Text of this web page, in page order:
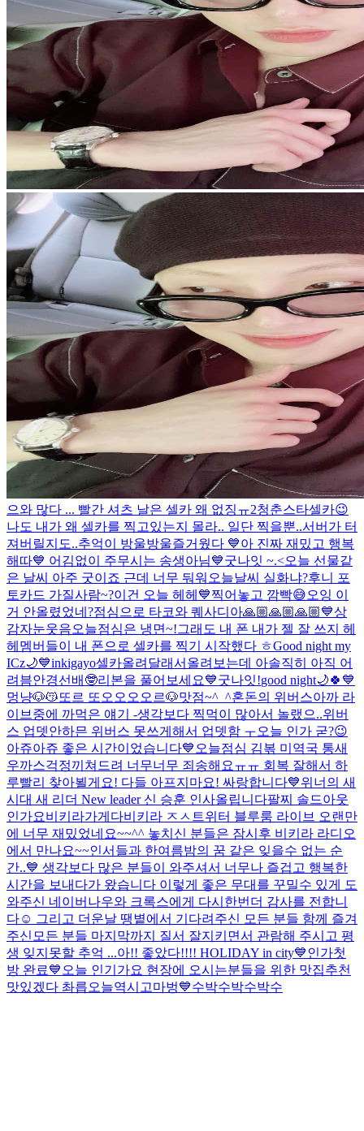
으와 많다 ... 빨간 셔츠 날은 셀카 왜 없징ㅠ2청춘스타셀카😉
나도 내가 왜 셀카를 찍고있는지 몰라.. 일단 찍을뿐..서버가 터
져버릴지도..추억이 방울방울즐거웠다 💙아 진짜 재밌고 행복
해따💙 어김없이 주무시는 송생아님💙굿나잇 ~.<오늘 선물같
은 날씨 아주 굿이죠 근데 너무 둬워 오늘날씨 실화냐?후니 포
토카드 가질사람~?이건 오늘 헤헤💙찍어놓고 깜빡😅오잉 이
거 안올렸었네?점심으로 타코와 퀘사디아🙏🏼🙏🏼🙏🏼💙상
감자눈웃음오늘점심은 냉면~!그래도 내 폰 내가 젤 잘 쓰지 헤
헤 멤버들이 내 폰으로 셀카를 찍기 시작했다 ㅎGood night my
ICz🌙💙inkigayo셀카올려달래서올려보는데 아솔직히 아직 어
려븜안경선배🤓리본을 풀어보세요💙굿나잇!good night🌙🍀💙
멍냥🐶😽또르 또오오오오르🐶맛점~^_^혼돈의 위버스아까 라
이브중에 까먹은 얘기 -생각보다 찍먹이 많아서 놀랬으..위버
스 업뎃안하믄 위버스 못쓰게해서 업뎃함 ㅜ오늘 인가 굳?😉
아쥬아쥬 좋은 시간이었습니다💙 오늘점심 김볶 미역국 통새
우까스걱정끼쳐드려 너무너무 죄송해요ㅠㅠ 회복 잘해서 하
루빨리 찾아뵐게요! 다들 아프지마요! 싸랑합니다💙위너의 새
시대 새 리더 New leader 신 승훈 인사올립니다팔찌 솔드아웃
인가요비키라가게다비키라 ㅈㅅ 트위터 블루룸 라이브 오랜만
에 너무 재밌었네요~~^^ 놓치신 분들은 잠시후 비키라 라디오
에서 만나요~~인서들과 한여름밤의 꿈 같은 잊을수 없는 순
간..💙 생각보다 많은 분들이 와주셔서 너무나 즐겁고 행복한
시간을 보내다가 왔습니다 이렇게 좋은 무대를 꾸밀수 있게 도
와주신 네이버나우와 크록스에게 다시한번더 감사를 전합니
다☺️ 그리고 더운날 땡볕에서 기다려주신 모든 분들 함께 즐겨
주신모든 분들 마지막까지 질서 잘지키면서 관람해 주시고 평
생 잊지못할 추억 ...아!! 좋았다!!!! HOLIDAY in city💙인가첫
방 완료💙 오늘 인기가요 현장에 오시는분들을 위한 맛집추천
맛있겠다 촤릅오늘역시고마벙💙수박수박수박수